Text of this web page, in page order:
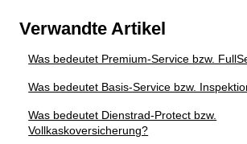
Verwandte Artikel
Was bedeutet Premium-Service bzw.
Was bedeutet Basis-Service bzw.
Was bedeutet Dienstrad-Protect bzw.
Vollkaskoversicherung?